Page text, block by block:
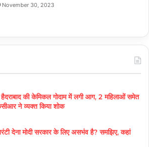
November 30, 2023
की केमिकल गोदाम में लगी आग, 2 महिलाओं समेत
ने व्यक्त किया शोक
देना मोदी सरकार के लिए असभंव है? समझिए, कहां